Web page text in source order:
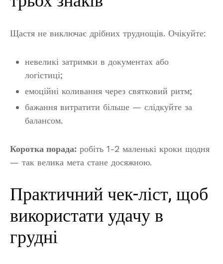
Щастя не виключає дрібних труднощів. Очікуйте:
невеликі затримки в документах або
логістиці;
емоційні коливання через святковий ритм;
бажання витратити більше — слідкуйте за
балансом.
Коротка порада: робіть 1-2 маленькі кроки щодня
— так велика мета стане досяжною.
Практичний чек-ліст, щоб
використати удачу в
грудні